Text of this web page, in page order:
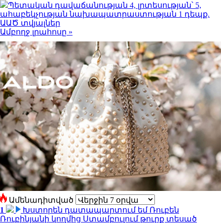
Պետական դավաճանության 4, լրտեսության՝ 5,
ահաբեկչության նախապատրաստության 1 դեպք.
ԱԱԾ տվյալներ
Ամբողջ լրահոսը »
Ամենադիտված
1
Խստորեն դատապարտում եմ Ռուբեն
Ռուբինյանի կողմից Ստամբուլում թուրք տեսած